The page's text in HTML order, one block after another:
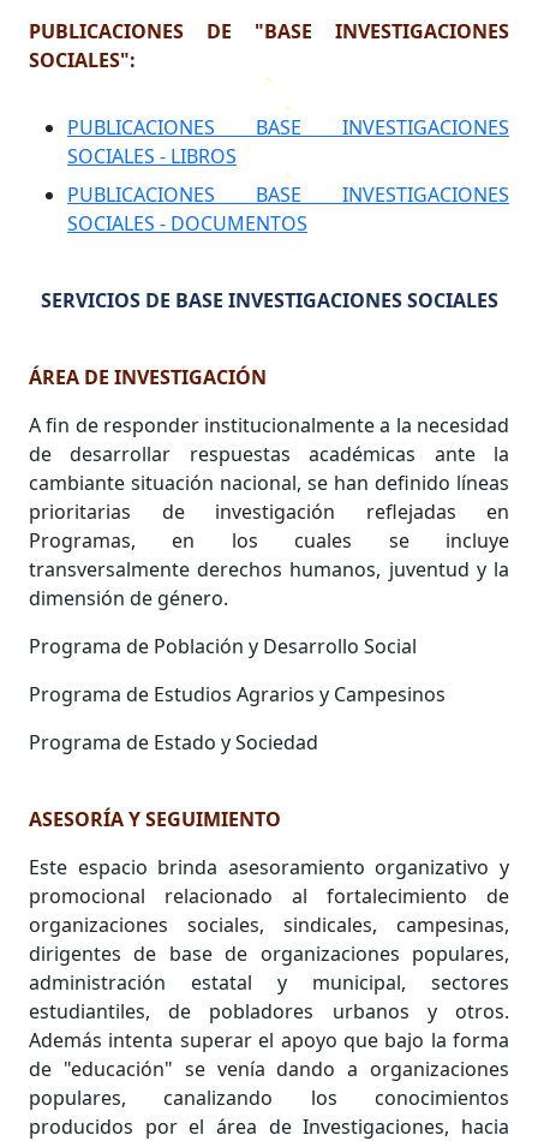
PUBLICACIONES DE "BASE INVESTIGACIONES
SOCIALES":
PUBLICACIONES BASE INVESTIGACIONES
SOCIALES - LIBROS
PUBLICACIONES BASE INVESTIGACIONES
SOCIALES - DOCUMENTOS
SERVICIOS DE BASE INVESTIGACIONES SOCIALES
ÁREA DE INVESTIGACIÓN
A fin de responder institucionalmente a la necesidad
de desarrollar respuestas académicas ante la
cambiante situación nacional, se han definido líneas
prioritarias de investigación reflejadas en
Programas, en los cuales se incluye
transversalmente derechos humanos, juventud y la
dimensión de género.
Programa de Población y Desarrollo Social
Programa de Estudios Agrarios y Campesinos
Programa de Estado y Sociedad
ASESORÍA Y SEGUIMIENTO
Este espacio brinda asesoramiento organizativo y
promocional relacionado al fortalecimiento de
organizaciones sociales, sindicales, campesinas,
dirigentes de base de organizaciones populares,
administración estatal y municipal, sectores
estudiantiles, de pobladores urbanos y otros.
Además intenta superar el apoyo que bajo la forma
de "educación" se venía dando a organizaciones
populares, canalizando los conocimientos
producidos por el área de Investigaciones, hacia